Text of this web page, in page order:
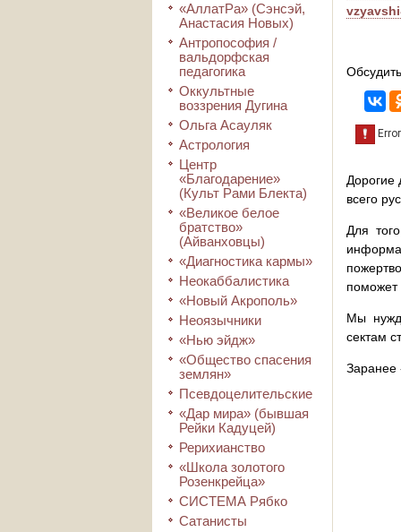
«АллатРа» (Сэнсэй,
Анастасия Новых)
Антропософия /
вальдорфская
педагогика
Оккультные
воззрения Дугина
Ольга Асауляк
Астрология
Центр
«Благодарение»
(Культ Рами Блекта)
«Великое белое
братство»
(Айванховцы)
«Диагностика кармы»
Неокаббалистика
«Новый Акрополь»
Неоязычники
«Нью эйдж»
«Общество спасения
землян»
Псевдоцелительские
«Дар мира» (бывшая
Рейки Кадуцей)
Рерихианство
«Школа золотого
Розенкрейца»
СИСТЕМА Рябко
Сатанисты
Дорогие
всего
Для
поможет
Мы
сектам
Заранее